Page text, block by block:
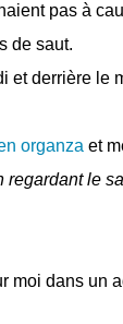
pas à
de saut.
et derrière le
organza et
regardant le
moi dans un